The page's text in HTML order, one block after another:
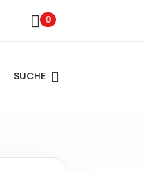
0
SUCHE